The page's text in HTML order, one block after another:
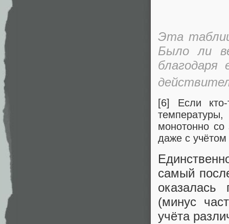
Эта
Было ли
благодаря
[6] Если кто-
монотонно со
даже с
самый
(минус
учёта